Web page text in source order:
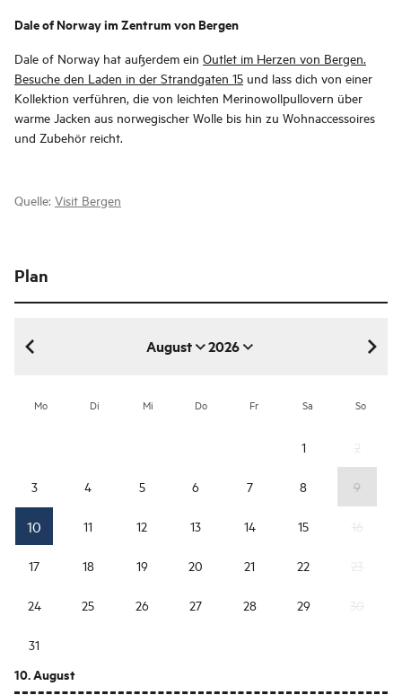
Dale of Norway im Zentrum von Bergen
Dale of Norway hat außerdem ein Outlet im Herzen von Bergen.
Besuche den Laden in der Strandgaten 15 und lass dich von einer
Kollektion verführen, die von leichten Merinowollpullovern über
warme Jacken aus norwegischer Wolle bis hin zu Wohnaccessoires
und Zubehör reicht.
Quelle: Visit Bergen
Plan
August 2026
August 2026
Mo Di Mi Do Fr Sa So
1
3 4 5 6 7 8 9
10 11 12 13 14 15
17 18 19 20 21 22
24 25 26 27 28 29
31
10. August